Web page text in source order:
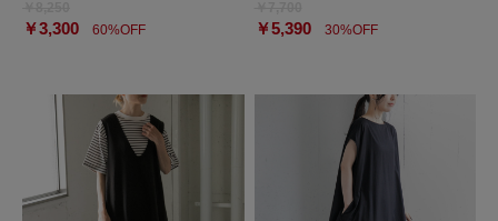
￥3,300 60%OFF ￥5,39030%OFF